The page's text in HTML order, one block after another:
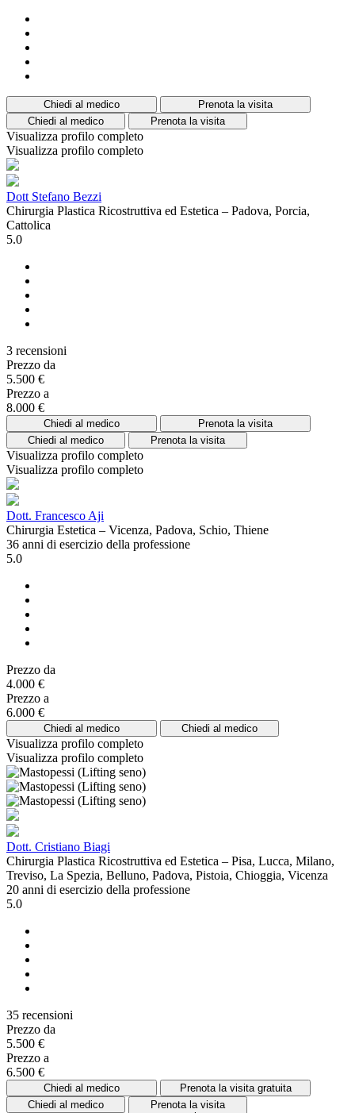
Chiedi al medico
Prenota la visita
Chiedi al medico
Prenota la visita
Visualizza profilo completo
Visualizza profilo completo
Dott Stefano Bezzi
Chirurgia Plastica Ricostruttiva ed Estetica – Padova, Porcia,
Cattolica
5.0
3 recensioni
Prezzo da
5.500 €
Prezzo a
8.000 €
Chiedi al medico
Prenota la visita
Chiedi al medico
Prenota la visita
Visualizza profilo completo
Visualizza profilo completo
Dott. Francesco Aji
Chirurgia Estetica – Vicenza, Padova, Schio, Thiene
36 anni di esercizio della professione
5.0
Prezzo da
4.000 €
Prezzo a
6.000 €
Chiedi al medico Chiedi al medico
Visualizza profilo completo
Visualizza profilo completo
Dott. Cristiano Biagi
Chirurgia Plastica Ricostruttiva ed Estetica – Pisa, Lucca, Milano,
Treviso, La Spezia, Belluno, Padova, Pistoia, Chioggia, Vicenza
20 anni di esercizio della professione
5.0
35 recensioni
Prezzo da
5.500 €
Prezzo a
6.500 €
Chiedi al medico
Prenota la visita gratuita
Chiedi al medico
Prenota la visita